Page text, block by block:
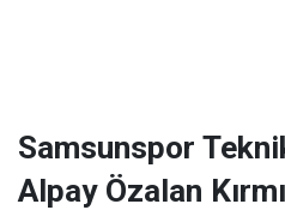
Samsunspor
Alpay Özalan